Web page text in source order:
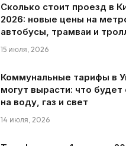
Сколько стоит проезд в
2026: новые цены на
автобусы, трамваи и
15 июля, 2026
Коммунальные тарифы в
могут вырасти: что будет
на воду, газ и свет
14 июля, 2026